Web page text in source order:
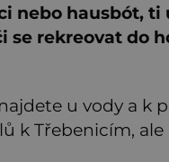
nebo hausbót,
se rekreovat do
u vody a k
k Třebenicím,